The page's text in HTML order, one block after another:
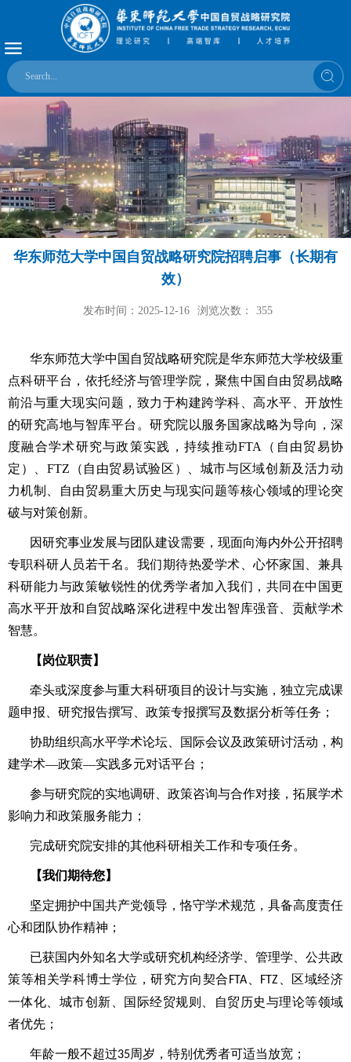
华东师范大学中国自贸战略研究院招聘启事（长期有
效）
发布时间：2025-12-16 浏览次数： 355
华东师范大学中国自贸战略研究院是华东师范大学校级重
点科研平台，依托经济与管理学院，聚焦中国自由贸易战略
前沿与重大现实问题，致力于构建跨学科、高水平、开放性
的研究高地与智库平台。研究院以服务国家战略为导向，深
度融合学术研究与政策实践，持续推动FTA（自由贸易协
定）、FTZ（自由贸易试验区）、城市与区域创新及活力动
力机制、自由贸易重大历史与现实问题等核心领域的理论突
破与对策创新。
因研究事业发展与团队建设需要，现面向海内外公开招聘
专职科研人员若干名。我们期待热爱学术、心怀家国、兼具
科研能力与政策敏锐性的优秀学者加入我们，共同在中国更
高水平开放和自贸战略深化进程中发出智库强音、贡献学术
智慧。
【岗位职责】
牵头或深度参与重大科研项目的设计与实施，独立完成课
题申报、研究报告撰写、政策专报撰写及数据分析等任务；
协助组织高水平学术论坛、国际会议及政策研讨活动，构
建学术—政策—实践多元对话平台；
参与研究院的实地调研、政策咨询与合作对接，拓展学术
影响力和政策服务能力；
完成研究院安排的其他科研相关工作和专项任务。
【我们期待您】
坚定拥护中国共产党领导，恪守学术规范，具备高度责任
心和团队协作精神；
已获国内外知名大学或研究机构经济学、管理学、公共政
策等相关学科博士学位，研究方向契合 FTA、 FTZ 、区域经济
一体化、城市创新、国际经贸规则、自贸历史与理论等领域
者优先；
年龄一般不超过35周岁，特别优秀者可适当放宽；